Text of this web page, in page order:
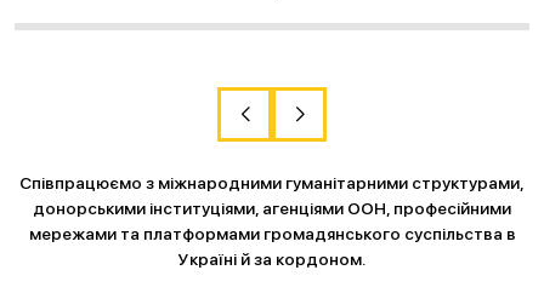
Співпрацюємо з міжнародними гуманітарними структурами,
донорськими інституціями, агенціями ООН, професійними
мережами та платформами громадянського суспільства в
Україні й за кордоном.